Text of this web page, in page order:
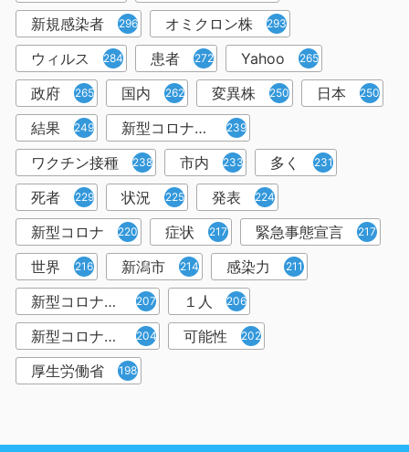
新規感染者 296 オミクロン株 293
ウィルス 284 患者 272 Yahoo 265
政府 265 国内 262 変異株 250 日本 250
結果 249 新型コロナウイルスワクチン 239
ワクチン接種 238 市内 233 多く 231
死者 229 状況 225 発表 224
新型コロナ 220 症状 217 緊急事態宣言 217
世界 216 新潟市 214 感染力 211
新型コロナウイルス感染者 207 １人 206
新型コロナウイルス対策 204 可能性 202
厚生労働省 198